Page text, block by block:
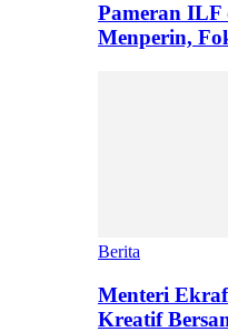
Pameran ILF
Menperin,
Berita
Menteri
Kreatif